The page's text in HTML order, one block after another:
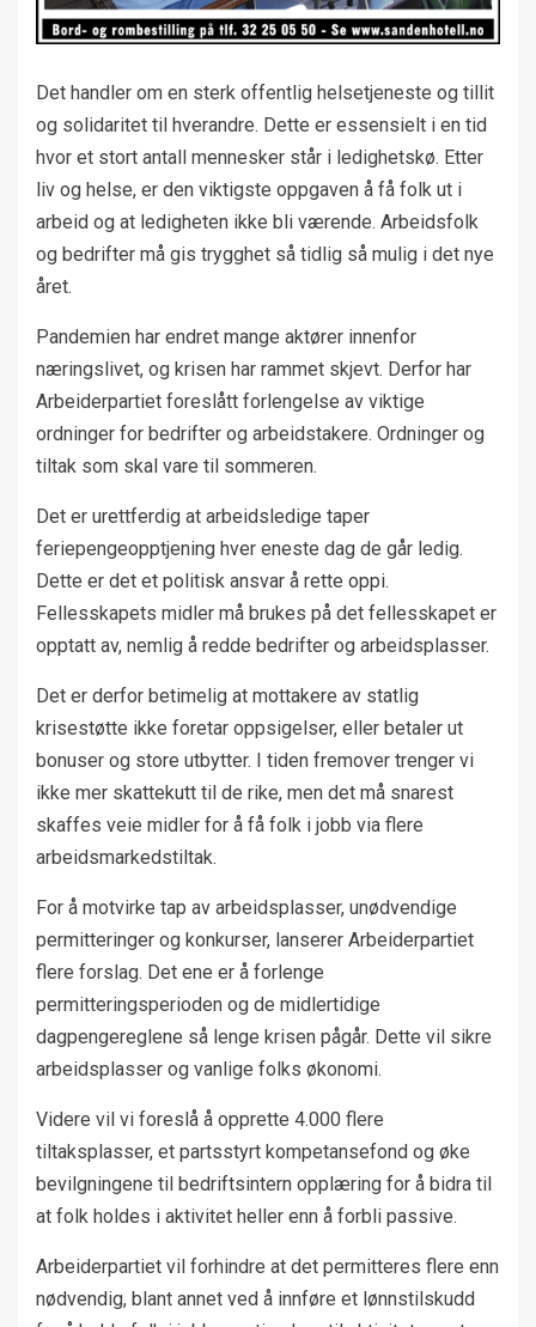
Det handler om en sterk offentlig helsetjeneste og tillit
og solidaritet til hverandre. Dette er essensielt i en tid
hvor et stort antall mennesker står i ledighetskø. Etter
liv og helse, er den viktigste oppgaven å få folk ut i
arbeid og at ledigheten ikke bli værende. Arbeidsfolk
og bedrifter må gis trygghet så tidlig så mulig i det nye
året.
Pandemien har endret mange aktører innenfor
næringslivet, og krisen har rammet skjevt. Derfor har
Arbeiderpartiet foreslått forlengelse av viktige
ordninger for bedrifter og arbeidstakere. Ordninger og
tiltak som skal vare til sommeren.
Det er urettferdig at arbeidsledige taper
feriepengeopptjening hver eneste dag de går ledig.
Dette er det et politisk ansvar å rette oppi.
Fellesskapets midler må brukes på det fellesskapet er
opptatt av, nemlig å redde bedrifter og arbeidsplasser.
Det er derfor betimelig at mottakere av statlig
krisestøtte ikke foretar oppsigelser, eller betaler ut
bonuser og store utbytter. I tiden fremover trenger vi
ikke mer skattekutt til de rike, men det må snarest
skaffes veie midler for å få folk i jobb via flere
arbeidsmarkedstiltak.
For å motvirke tap av arbeidsplasser, unødvendige
permitteringer og konkurser, lanserer Arbeiderpartiet
flere forslag. Det ene er å forlenge
permitteringsperioden og de midlertidige
dagpengereglene så lenge krisen pågår. Dette vil sikre
arbeidsplasser og vanlige folks økonomi.
Videre vil vi foreslå å opprette 4.000 flere
tiltaksplasser, et partsstyrt kompetansefond og øke
bevilgningene til bedriftsintern opplæring for å bidra til
at folk holdes i aktivitet heller enn å forbli passive.
Arbeiderpartiet vil forhindre at det permitteres flere enn
nødvendig, blant annet ved å innføre et lønnstilskudd